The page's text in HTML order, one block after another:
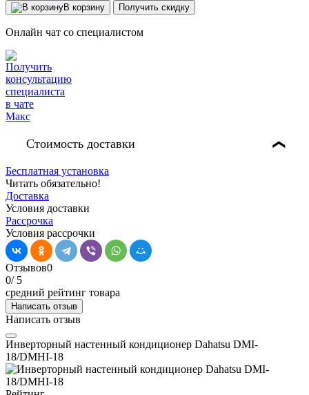
В корзину Получить скидку
Онлайн чат со специалистом
Стоимость доставки ❯
Бесплатная установка
Читать обязательно!
Доставка
Условия доставки
Рассрочка
Условия рассрочки
Отзывов0
0/ 5
средний рейтинг товара
Написать отзыв
Написать отзыв
Инверторный настенный кондиционер Dahatsu DMI-
18/DMHI-18